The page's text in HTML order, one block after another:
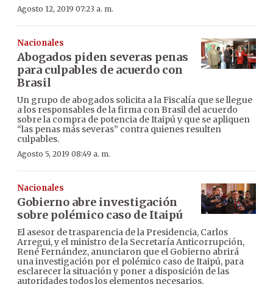
Agosto 12, 2019 07:23 a. m.
Nacionales
Abogados piden severas penas
para culpables de acuerdo con
Brasil
Un grupo de abogados solicita a la Fiscalía que se llegue
a los responsables de la firma con Brasil del acuerdo
sobre la compra de potencia de Itaipú y que se apliquen
“las penas más severas” contra quienes resulten
culpables.
Agosto 5, 2019 08:49 a. m.
Nacionales
Gobierno abre investigación
sobre polémico caso de Itaipú
El asesor de trasparencia de la Presidencia, Carlos
Arregui, y el ministro de la Secretaría Anticorrupción,
René Fernández, anunciaron que el Gobierno abrirá
una investigación por el polémico caso de Itaipú, para
esclarecer la situación y poner a disposición de las
autoridades todos los elementos necesarios.